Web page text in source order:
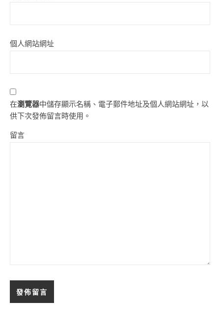
個人網站網址
在瀏覽器中儲存顯示名稱、電子郵件地址及個人網站網址，以
供下次發佈留言時使用。
留言